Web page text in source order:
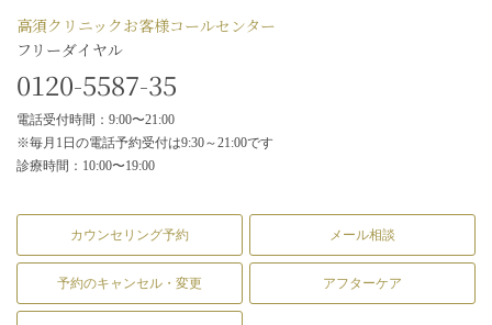
高須クリニックお客様コールセンター
フリーダイヤル
0120-5587-35
電話受付時間：9:00〜21:00
※毎月1日の電話予約受付は9:30～21:00です
診療時間：10:00〜19:00
カウンセリング予約 メール相談
予約のキャンセル・変更 アフターケア